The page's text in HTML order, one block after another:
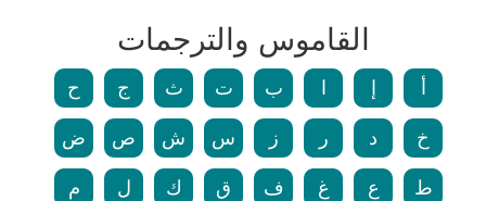
القاموس والترجمات
ب ت ث ج ح
خ د ر ز س ش ص ض
ط ع غ ف ق ك ل م